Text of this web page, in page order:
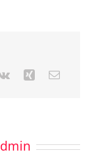
Vk Xing E-